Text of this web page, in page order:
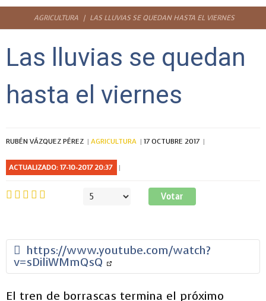
AGRICULTURA LAS LLUVIAS SE QUEDAN HASTA EL VIERNES
Las lluvias se quedan
hasta el viernes
RUBÉN VÁZQUEZ PÉREZ AGRICULTURA 17 OCTUBRE 2017
ACTUALIZADO: 17-10-2017 20:37
Ratio: 5
Por
https://www.youtube.com/watch?
v=sDiliWMmQsQ
El tren de borrascas termina el próximo